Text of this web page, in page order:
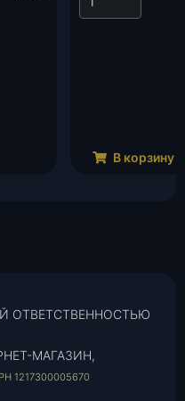
В корзину
ОТВЕТСТВЕННОСТЬЮ
МАГАЗИН,
1217300005670